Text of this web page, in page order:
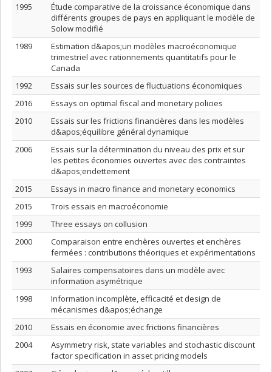
1995
Étude comparative de la croissance économique dans
différents groupes de pays en appliquant le modèle de
Solow modifié
1989
Estimation d&apos;un modèles macroéconomique
trimestriel avec rationnements quantitatifs pour le
Canada
1992
Essais sur les sources de fluctuations économiques
2016
Essays on optimal fiscal and monetary policies
2010
Essais sur les frictions financières dans les modèles
d&apos;équilibre général dynamique
2006
Essais sur la détermination du niveau des prix et sur
les petites économies ouvertes avec des contraintes
d&apos;endettement
2015
Essays in macro finance and monetary economics
2015
Trois essais en macroéconomie
1999
Three essays on collusion
2000
Comparaison entre enchères ouvertes et enchères
fermées : contributions théoriques et expérimentations
1993
Salaires compensatoires dans un modèle avec
information asymétrique
1998
Information incomplète, efficacité et design de
mécanismes d&apos;échange
2010
Essais en économie avec frictions financières
2004
Asymmetry risk, state variables and stochastic discount
factor specification in asset pricing models